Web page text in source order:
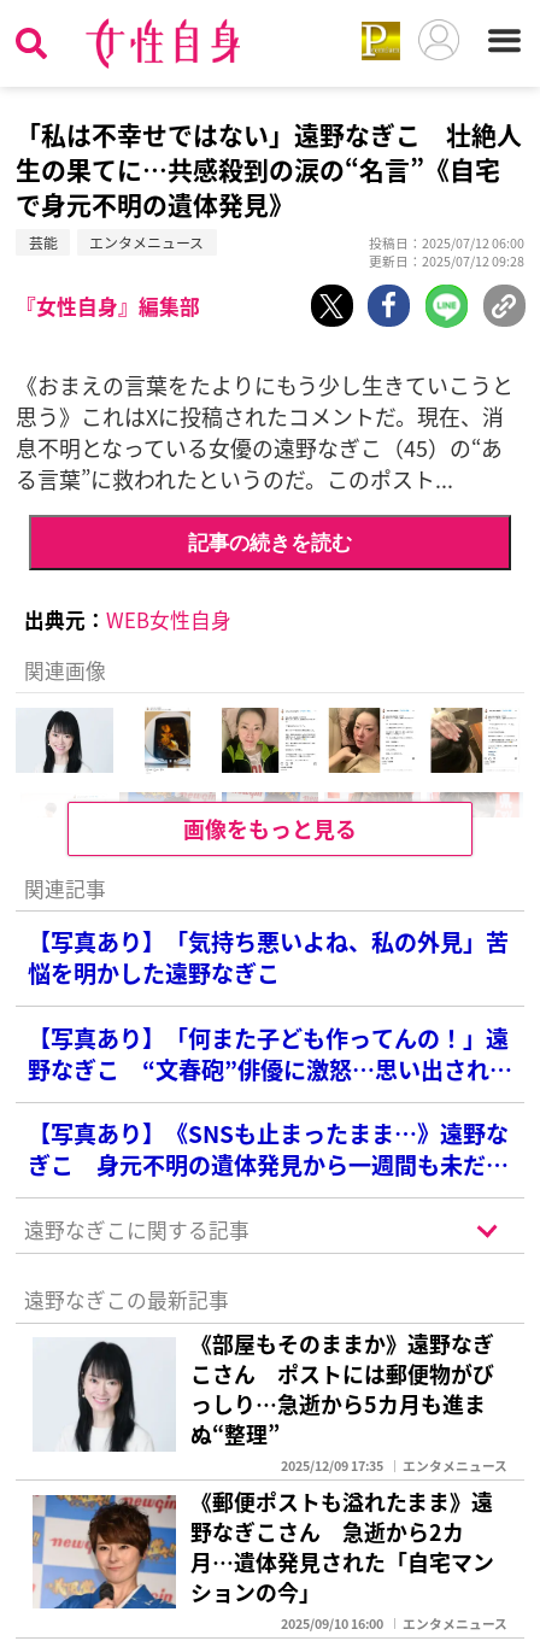
「私は不幸せではない」遠野なぎこ 壮絶人
生の果てに…共感殺到の涙の“名言”《自宅
で身元不明の遺体発見》
芸能 エンタメニュース
投稿日：2025/07/12 06:00
更新日：2025/07/12 09:28
『女性自身』編集部
《おまえの言葉をたよりにもう少し生きていこうと
思う》これはXに投稿されたコメントだ。現在、消
息不明となっている女優の遠野なぎこ（45）の“あ
る言葉”に救われたというのだ。このポスト...
記事の続きを読む
出典元： WEB女性自身
関連画像
画像をもっと見る
関連記事
【写真あり】「気持ち悪いよね、私の外見」苦
悩を明かした遠野なぎこ
【写真あり】「何また子ども作ってんの！」遠
野なぎこ “文春砲”俳優に激怒…思い出され
る“毒舌”の切れ味《自宅で身元不明の遺体発
見》
【写真あり】《SNSも止まったまま…》遠野な
ぎこ 身元不明の遺体発見から一週間も未だ安
否不明、背景にある「事情」
遠野なぎこに関する記事
遠野なぎこの最新記事
《部屋もそのままか》遠野なぎ
こさん ポストには郵便物がび
っしり…急逝から5カ月も進ま
ぬ“整理”
2025/12/09 17:35 エンタメニュース
《郵便ポストも溢れたまま》遠
野なぎこさん 急逝から2カ
月…遺体発見された「自宅マン
ションの今」
2025/09/10 16:00 エンタメニュース